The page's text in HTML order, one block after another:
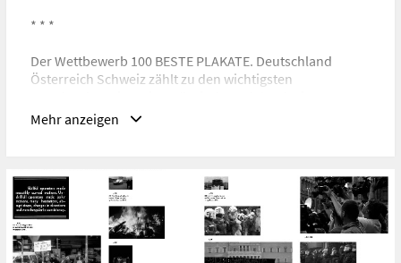
* * *
Der Wettbewerb 100 BESTE PLAKATE. Deutschland
Österreich Schweiz zählt zu den wichtigsten
dieses deutlich mehr zu bieten hat, als Bildinhalte
publikumswirksam auf öffentliche Werbeflächen zu
Ein wahrer Spannungsbogen an typografischen
Konzepten erwartet die Besucher*innen – von perfekter
Spationierung bis hin zur Demontage aller
schriftbildlichen Lehrsätze. Die Palette reicht von der
Mehr anzeigen